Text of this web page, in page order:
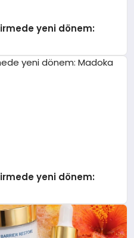
yeni dönem:
yeni dönem: